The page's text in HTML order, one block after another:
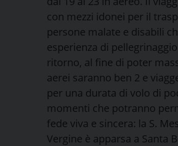
con mezzi idonei per il
persone malate e disabili
esperienza di
ritorno, al fine di poter
aerei saranno ben 2 e
per una durata di volo di
momenti che potranno
fede viva e sincera: la S.
Vergine è apparsa a Santa